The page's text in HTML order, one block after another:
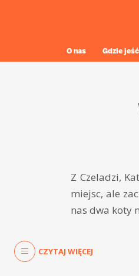
O nas Gdzie
Z Czeladzi,
miejsc, ale
nas dwa koty
CZYTAJ WIĘCEJ